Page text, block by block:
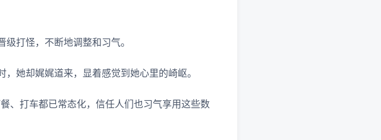
打怪，不断地调整和习气。
她却娓娓道来，显着感觉到她心里的崎岖。
、打车都已常态化，信任人们也习气享用这些数